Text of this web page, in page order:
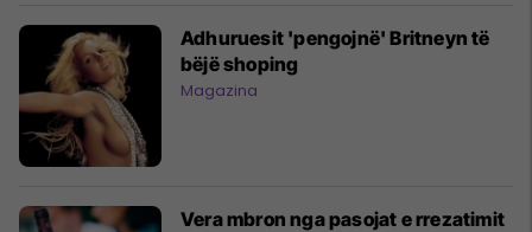
Adhuruesit 'pengojnë' Britneyn të
bëjë shoping
Magazina
Vera mbron nga pasojat e rrezatimit